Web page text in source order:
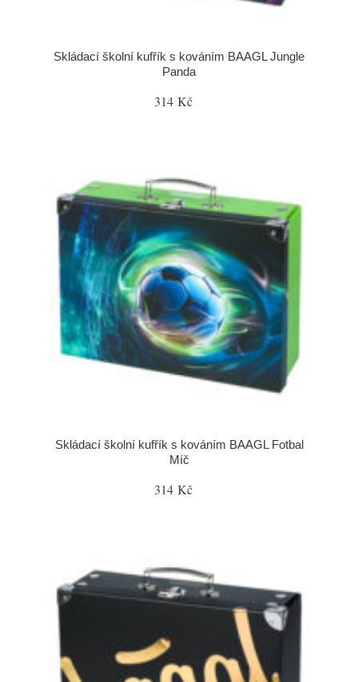
Skládací školní kufřík s kováním BAAGL Jungle
Panda
314 Kč
Skládací školní kufřík s kováním BAAGL Fotbal
Míč
314 Kč